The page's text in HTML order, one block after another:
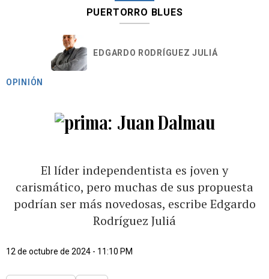
PUERTORRO BLUES
EDGARDO RODRÍGUEZ JULIÁ
OPINIÓN
Juan Dalmau
El líder independentista es joven y
carismático, pero muchas de sus propuesta
podrían ser más novedosas, escribe Edgardo
Rodríguez Juliá
12 de octubre de 2024 - 11:10 PM